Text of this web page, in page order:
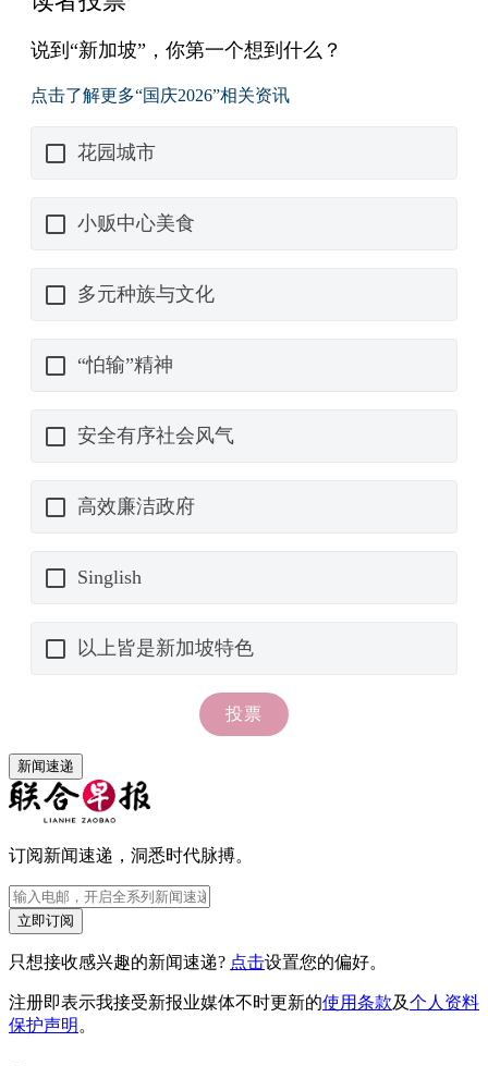
新闻速递
订阅新闻速递，洞悉时代脉搏。
立即订阅
只想接收感兴趣的新闻速递? 点击设置您的偏好。
注册即表示我接受新报业媒体不时更新的使用条款及个人资料
保护声明 。